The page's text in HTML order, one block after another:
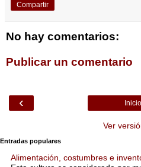
Compartir
No hay comentarios:
Publicar un comentario
‹ Inicio
Ver
Entradas populares
Alimentación, costumbres e